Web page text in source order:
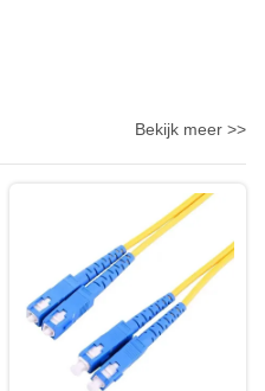
Bekijk meer >>